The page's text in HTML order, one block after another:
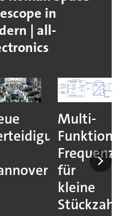
in
| all-
Multi-
für
kleine